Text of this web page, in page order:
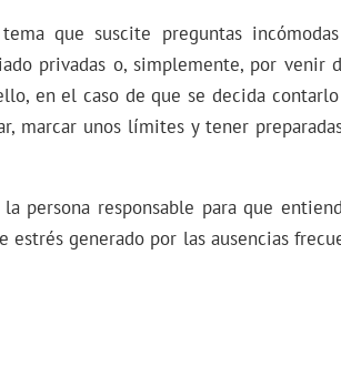
que suscite preguntas
privadas o, simplemente, por venir
en el caso de que se decida
marcar unos límites y tener
persona responsable para que
estrés generado por las ausencias